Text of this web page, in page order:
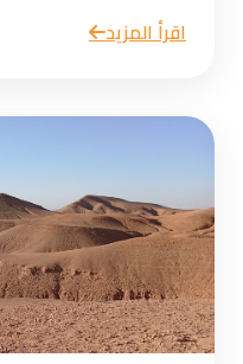
اقرأ المزيد